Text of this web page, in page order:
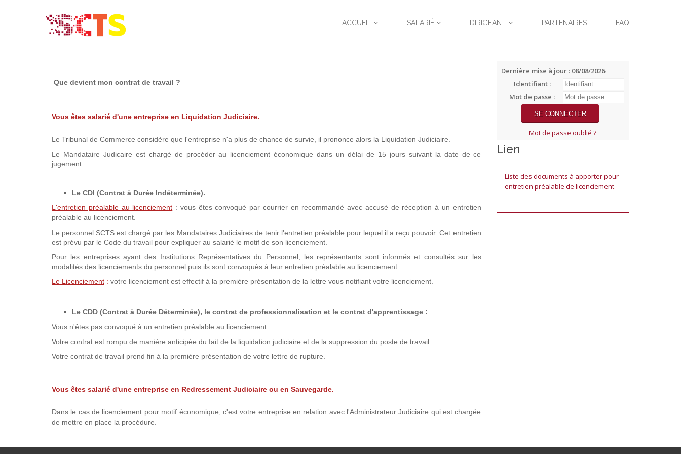
ACCUEIL SALARIÉ DIRIGEANT PARTENAIRES FAQ
Que devient mon contrat de travail ?
Vous êtes salarié d'une entreprise en Liquidation Judiciaire.
Le Tribunal de Commerce considère que l'entreprise n'a plus de chance de survie, il prononce alors la Liquidation Judiciaire.
Le Mandataire Judicaire est chargé de procéder au licenciement économique dans un délai de 15 jours suivant la date de ce
jugement.
Le CDI (Contrat à Durée Indéterminée).
L'entretien préalable au licenciement : vous êtes convoqué par courrier en recommandé avec accusé de réception à un entretien
préalable au licenciement.
Le personnel SCTS est chargé par les Mandataires Judiciaires de tenir l'entretien préalable pour lequel il a reçu pouvoir. Cet entretien
est prévu par le Code du travail pour expliquer au salarié le motif de son licenciement.
Pour les entreprises ayant des Institutions Représentatives du Personnel, les représentants sont informés et consultés sur les
modalités des licenciements du personnel puis ils sont convoqués à leur entretien préalable au licenciement.
Le Licenciement : votre licenciement est effectif à la première présentation de la lettre vous notifiant votre licenciement.
Le CDD (Contrat à Durée Déterminée), le contrat de professionnalisation et le contrat d'apprentissage :
Vous n'êtes pas convoqué à un entretien préalable au licenciement.
Votre contrat est rompu de manière anticipée du fait de la liquidation judiciaire et de la suppression du poste de travail.
Votre contrat de travail prend fin à la première présentation de votre lettre de rupture.
Vous êtes salarié d'une entreprise en Redressement Judiciaire ou en Sauvegarde.
Dans le cas de licenciement pour motif économique, c'est votre entreprise en relation avec l'Administrateur Judiciaire qui est chargée
de mettre en place la procédure.
Dernière mise à jour : 08/08/2026
Identifiant :
Mot de passe :
Mot de passe oublié ?
Lien
Liste des documents à apporter pour
entretien préalable de licenciement